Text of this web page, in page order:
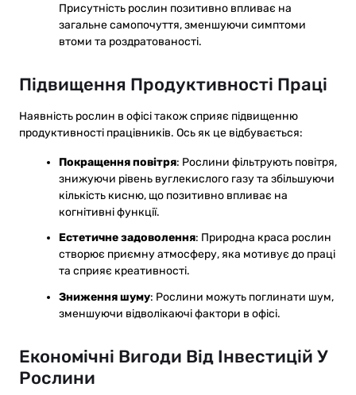
Присутність рослин позитивно впливає на
загальне самопочуття, зменшуючи симптоми
втоми та роздратованості.
Підвищення Продуктивності Праці
Наявність рослин в офісі також сприяє підвищенню
продуктивності працівників. Ось як це відбувається:
Покращення повітря: Рослини фільтрують повітря,
знижуючи рівень вуглекислого газу та збільшуючи
кількість кисню, що позитивно впливає на
когнітивні функції.
Естетичне задоволення: Природна краса рослин
створює приємну атмосферу, яка мотивує до праці
та сприяє креативності.
Зниження шуму: Рослини можуть поглинати шум,
зменшуючи відволікаючі фактори в офісі.
Економічні Вигоди Від Інвестицій У
Рослини